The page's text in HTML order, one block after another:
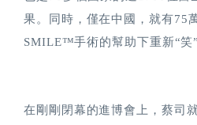
果。同時，僅在中國，就有75
SMILE™手術的幫助下重新“笑”
在剛剛閉幕的進博會上，蔡司